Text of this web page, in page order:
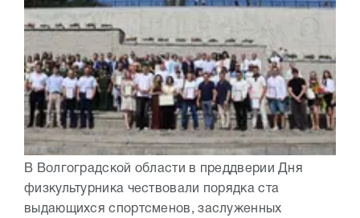
В Волгоградской области в преддверии Дня
физкультурника чествовали порядка ста
выдающихся спортсменов, заслуженных